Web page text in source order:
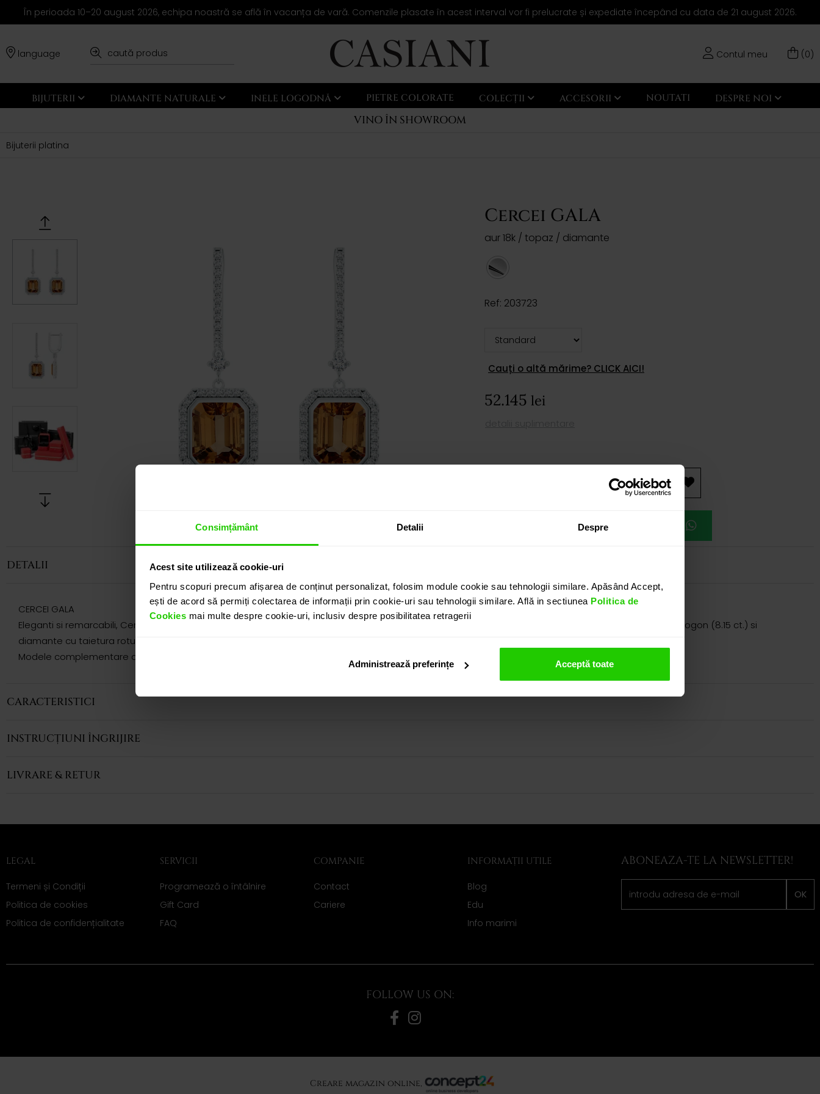
Consimțământ Detalii Despre
Acest site utilizează cookie-uri
Pentru scopuri precum afișarea de conținut personalizat, folosim module cookie sau tehnologii similare. Apăsând Accept,
ești de acord să permiți colectarea de informații prin cookie-uri sau tehnologii similare. Află in sectiunea Politica de
Cookies mai multe despre cookie-uri, inclusiv despre posibilitatea retragerii
Administrează preferințe Acceptă toate
În perioada 10–20 august 2026, echipa noastră se află în vacanța de vară. Comenzile plasate în acest interval vor fi prelucrate și expediate începând cu data de 21 august 2026.
language Contul meu (0)
BIJUTERII DIAMANTE NATURALE INELE LOGODNĂ PIETRE COLORATE COLECȚII ACCESORII NOUTATI DESPRE NOI
VINO ÎN SHOWROOM
Bijuterii platina
Cercei GALA
aur 18k / topaz / diamante
Ref: 203723
Cauți o altă mărime? CLICK AICI!
52.145 lei
ADAUGĂ ÎN COȘ
PROGRAMEAZĂ O ÎNTÂLNIRE
DETALII
CERCEI GALA
Eleganti si remarcabili, Cerceii CASIANI GALA cu Topaz Imperial si Diamante sunt realizati in platina in care este montat topaz imperial cu taietura octogon (8.15 ct.) si
diamante cu taietura rotunds totalizand 0.74 ct.
Modele complementare acestui produs puteti regasi atat in colectia prezentata pe site cat si vizitand showroom-ul nostru.
CARACTERISTICI
INSTRUCȚIUNI ÎNGRIJIRE
LIVRARE & RETUR
LEGAL
Termeni și Condiții
Politica de cookies
Politica de confidențialitate
SERVICII
Programează o întâlnire
Gift Card
FAQ
COMPANIE
Contact
Cariere
INFORMAȚII UTILE
Blog
Edu
Info marimi
ABONEAZA-TE LA NEWSLETTER!
OK
FOLLOW US ON:
Creare magazin online,